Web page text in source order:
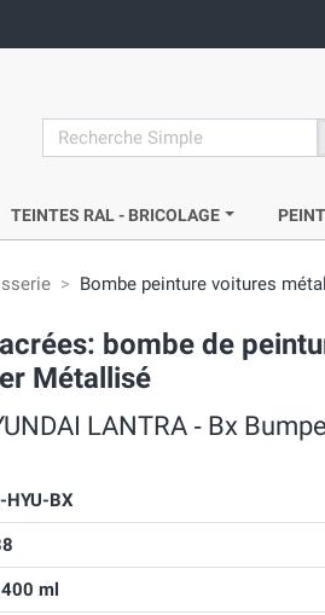
search
TEINTES RAL - BRICOLAGE
Bombe peinture voitures
bombe de
Métallisé
LANTRA ‐ Bx
HYU-BX
ml